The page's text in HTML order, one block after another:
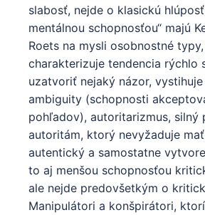
slabosť, nejde o klasickú
mentálnou schopnosťou“ majú
Roets na mysli osobnostné
charakterizuje tendencia rýchlo
uzatvoriť nejaký názor,
ambiguity (schopnosti
pohľadov), autoritarizmus, silný
autoritám, ktorý nevyžaduje
autentický a samostatne
to aj menšou schopnosťou
ale nejde predovšetkým o
Manipulátori a konšpirátori,